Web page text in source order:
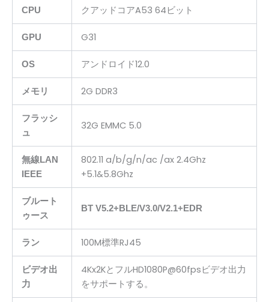
CPU クアッドコアA53 64ビット
GPU G31
OS アンドロイド12.0
メモリ 2G DDR3
フラッシ
ュ
32G EMMC 5.0
無線LAN
IEEE
802.11 a/b/g/n/ac /ax 2.4Ghz
+5.1&5.8Ghz
ブルート
ゥース
BT V5.2+BLE/V3.0/V2.1+EDR
ラン 100M標準RJ45
ビデオ出
力
4Kx2KとフルHD1080P@60fpsビデオ出力
をサポートする。